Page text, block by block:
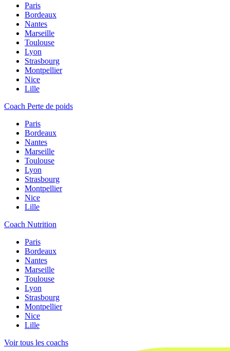
Paris
Bordeaux
Nantes
Marseille
Toulouse
Lyon
Strasbourg
Montpellier
Nice
Lille
Coach Perte de poids
Paris
Bordeaux
Nantes
Marseille
Toulouse
Lyon
Strasbourg
Montpellier
Nice
Lille
Coach Nutrition
Paris
Bordeaux
Nantes
Marseille
Toulouse
Lyon
Strasbourg
Montpellier
Nice
Lille
Voir tous les coachs